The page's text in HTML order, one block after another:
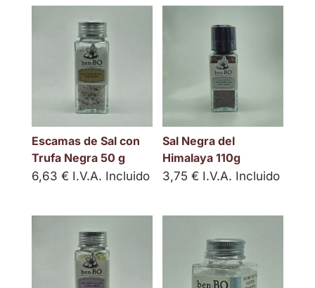
Escamas de Sal con
Trufa Negra 50 g
6,63 € I.V.A. Incluido
Sal Negra del
Himalaya 110g
3,75€ I.V.A. Incluido